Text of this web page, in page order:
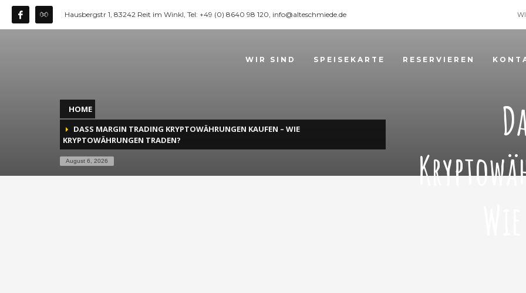
Hausbergstr 1, 83242 Reit im Winkl, Tel: +49 (0) 8640 98 120, info@alteschmiede.de
WIR SIND SPEISEKARTE RESERVIEREN
HOME
DASS MARGIN TRADING KRYPTOWÄHRUNGEN KAUFEN – WIE
KRYPTOWÄHRUNGEN TRADEN?
August 6, 2026